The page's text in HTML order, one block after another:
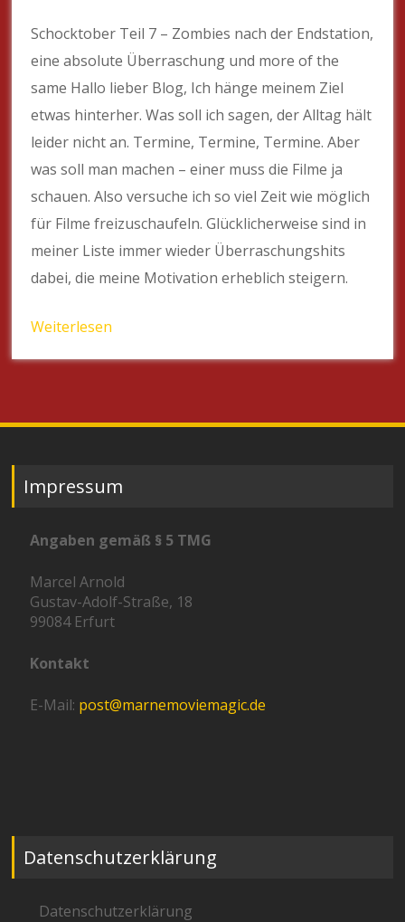
Schocktober Teil 7 – Zombies nach der Endstation,
eine absolute Überraschung und more of the
same Hallo lieber Blog, Ich hänge meinem Ziel
etwas hinterher. Was soll ich sagen, der Alltag hält
leider nicht an. Termine, Termine, Termine. Aber
was soll man machen – einer muss die Filme ja
schauen. Also versuche ich so viel Zeit wie möglich
für Filme freizuschaufeln. Glücklicherweise sind in
meiner Liste immer wieder Überraschungshits
dabei, die meine Motivation erheblich steigern.
Weiterlesen
Impressum
Angaben gemäß § 5 TMG
Marcel Arnold
Gustav-Adolf-Straße, 18
99084 Erfurt
Kontakt
E-Mail: post@marnemoviemagic.de
Datenschutzerklärung
Datenschutzerklärung